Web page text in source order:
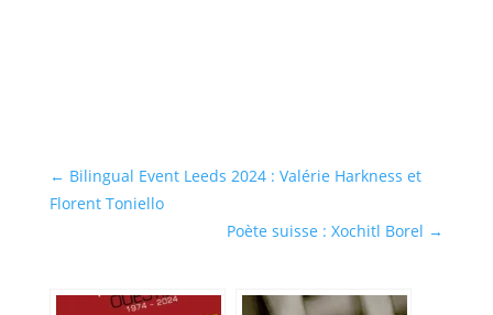
← Bilingual Event Leeds 2024 : Valérie Harkness et
Florent Toniello
Poète suisse : Xochitl Borel →